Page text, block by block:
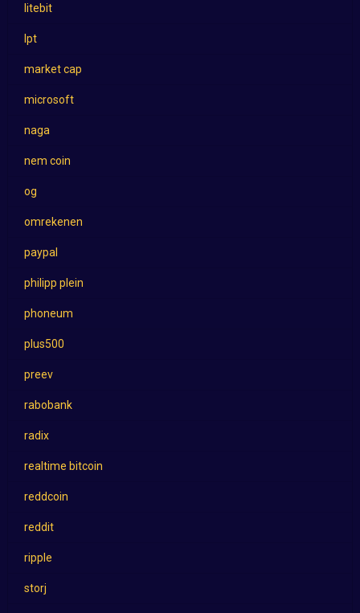
litebit
lpt
market cap
microsoft
naga
nem coin
og
omrekenen
paypal
philipp plein
phoneum
plus500
preev
rabobank
radix
realtime bitcoin
reddcoin
reddit
ripple
storj